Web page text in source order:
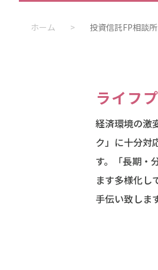
ホーム > 投資信託FP相談所
ライフ
経済環境の激
ク」に十分対
す。「長期・
ます多様化し
手伝い致します